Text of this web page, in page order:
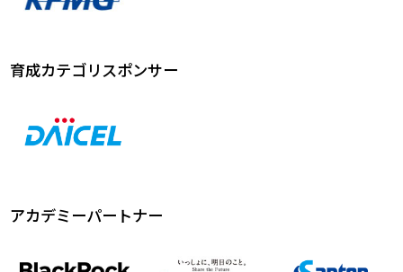
育成カテゴリスポンサー
アカデミーパートナー